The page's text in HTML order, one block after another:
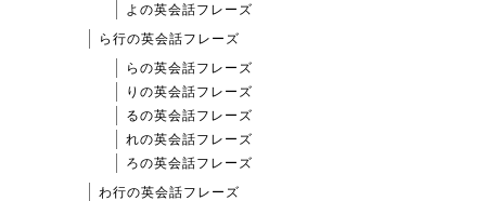
よの英会話フレーズ
ら行の英会話フレーズ
らの英会話フレーズ
りの英会話フレーズ
るの英会話フレーズ
れの英会話フレーズ
ろの英会話フレーズ
わ行の英会話フレーズ